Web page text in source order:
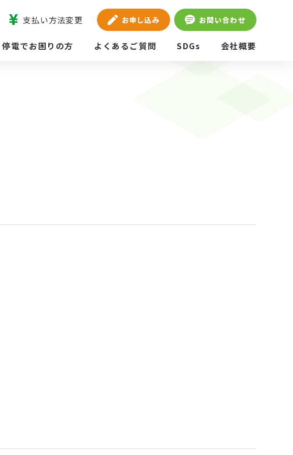
支払い方法変更 お申し込み お問い合わせ
停電でお困りの方 よくあるご質問 SDGs 会社概要